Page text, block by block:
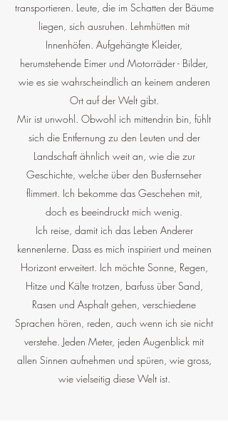
transportieren. Leute, die im Schatten der Bäume
liegen, sich ausruhen. Lehmhütten mit
Innenhöfen. Aufgehängte Kleider,
herumstehende Eimer und Motorräder - Bilder,
wie es sie wahrscheindlich an keinem anderen
Ort auf der Welt gibt.
Mir ist unwohl. Obwohl ich mittendrin bin, fühlt
sich die Entfernung zu den Leuten und der
Landschaft ähnlich weit an, wie die zur
Geschichte, welche über den Busfernseher
flimmert. Ich bekomme das Geschehen mit,
doch es beeindruckt mich wenig.
Ich reise, damit ich das Leben Anderer
kennenlerne. Dass es mich inspiriert und meinen
Horizont erweitert. Ich möchte Sonne, Regen,
Hitze und Kälte trotzen, barfuss über Sand,
Rasen und Asphalt gehen, verschiedene
Sprachen hören, reden, auch wenn ich sie nicht
verstehe. Jeden Meter, jeden Augenblick mit
allen Sinnen aufnehmen und spüren, wie gross,
wie vielseitig diese Welt ist.